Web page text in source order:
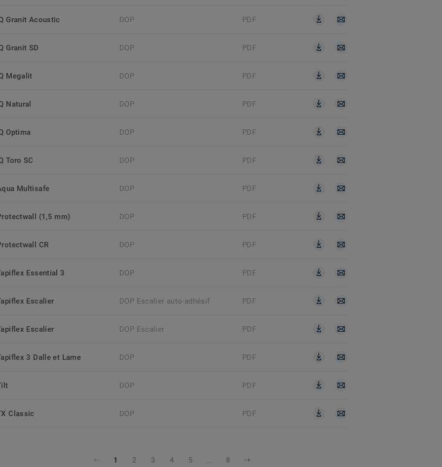
Granit Acoustic DOP PDF
Granit SD DOP PDF
Megalit DOP PDF
Natural DOP PDF
Optima DOP PDF
Toro SC DOP PDF
Multisafe DOP PDF
(1,5 mm) DOP PDF
CR DOP PDF
Essential 3 DOP PDF
Escalier DOP Escalier auto-adhésif PDF
Escalier DOP Escalier PDF
3 Dalle et Lame DOP PDF
DOP PDF
Classic DOP PDF
1 2 3 4 5 8